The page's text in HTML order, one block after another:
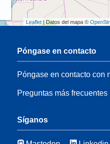
130
2
Leaflet | Datos del mapa ©
Póngase en contacto
Póngase en contacto con
Preguntas más frecuentes
Síganos